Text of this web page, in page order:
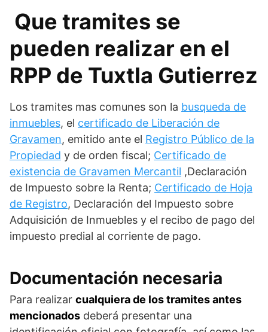
Que tramites se
pueden realizar en el
RPP de Tuxtla Gutierrez
Los tramites mas comunes son la busqueda de
inmuebles, el certificado de Liberación de
Gravamen, emitido ante el Registro Público de la
Propiedad y de orden fiscal; Certificado de
existencia de Gravamen Mercantil ,Declaración
de Impuesto sobre la Renta; Certificado de Hoja
de Registro, Declaración del Impuesto sobre
Adquisición de Inmuebles y el recibo de pago del
impuesto predial al corriente de pago.
Documentación necesaria
Para realizar cualquiera de los tramites antes
mencionados deberá presentar una